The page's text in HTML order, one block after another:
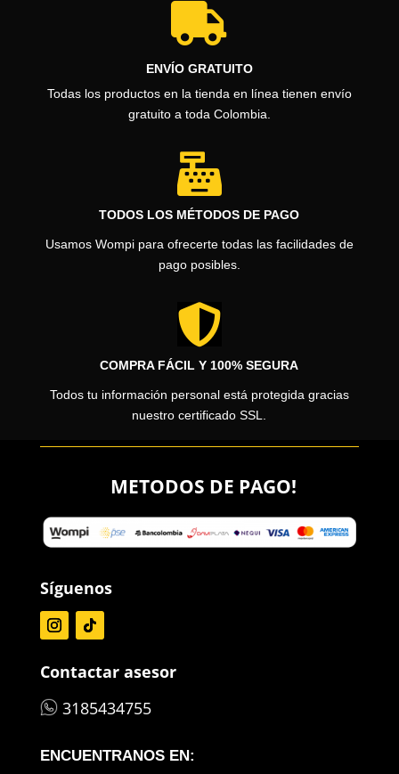

ENVÍO GRATUITO
Todas los productos en la tienda en línea tienen envío
gratuito a toda Colombia.

TODOS LOS MÉTODOS DE PAGO
Usamos Wompi para ofrecerte todas las facilidades de
pago posibles.

COMPRA FÁCIL Y 100% SEGURA
Todos tu información personal está protegida gracias
nuestro certificado SSL.
METODOS DE PAGO!
Síguenos
Contactar asesor
3185434755
ENCUENTRANOS EN: